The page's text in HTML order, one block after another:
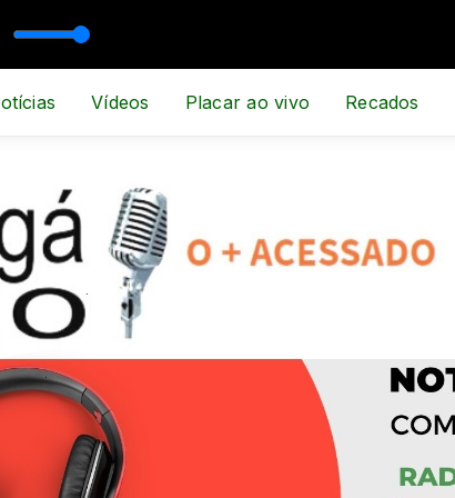
Vídeos Placar ao vivo Recados